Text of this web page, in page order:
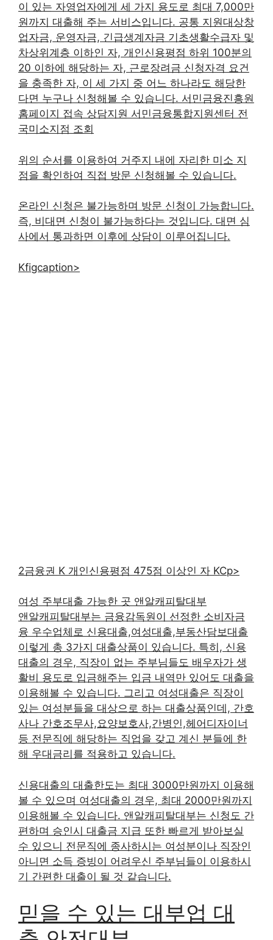
이 있는 자영업자에게 세 가지 용도로 최대 7,000만
원까지 대출해 주는 서비스입니다. 공통 지원대상창
업자금, 운영자금, 긴급생계자금 기초생활수급자 및
차상위계층 이하인 자, 개인신용평점 하위 100분의
20 이하에 해당하는 자, 근로장려금 신청자격 요건
을 충족한 자, 이 세 가지 중 어느 하나라도 해당한
다면 누구나 신청해볼 수 있습니다. 서민금융진흥원
홈페이지 접속 상담지원 서민금융통합지원센터 전
국미소지점 조회
위의 순서를 이용하여 거주지 내에 자리한 미소 지
점을 확인하여 직접 방문 신청해볼 수 있습니다.
온라인 신청은 불가능하며 방문 신청이 가능합니다.
즉, 비대면 신청이 불가능하다는 것입니다. 대면 심
사에서 통과하면 이후에 상담이 이루어집니다.
Kfigcaption>
2금융권 K 개인신용평점 475점 이상인 자 KCp>
여성 주부대출 가능한 곳 앤알캐피탈대부
앤알캐피탈대부는 금융감독원이 선정한 소비자금
융 우수업체로 신용대출,여성대출,부동산담보대출
이렇게 총 3가지 대출상품이 있습니다. 특히, 신용
대출의 경우, 직장이 없는 주부님들도 배우자가 생
활비 용도로 입금해주는 입금 내역만 있어도 대출을
이용해볼 수 있습니다. 그리고 여성대출은 직장이
있는 여성분들을 대상으로 하는 대출상품인데, 간호
사나 간호조무사,요양보호사,간병인,헤어디자이너
등 전문직에 해당하는 직업을 갖고 계신 분들에 한
해 우대금리를 적용하고 있습니다.
신용대출의 대출한도는 최대 3000만원까지 이용해
볼 수 있으며 여성대출의 경우, 최대 2000만원까지
이용해볼 수 있습니다. 앤알캐피탈대부는 신청도 간
편하며 승인시 대출금 지급 또한 빠르게 받아보실
수 있으니 전문직에 종사하시는 여성분이나 직장인
아니면 소득 증빙이 어려우신 주부님들이 이용하시
기 간편한 대출이 될 것 같습니다.
믿을 수 있는 대부업 대